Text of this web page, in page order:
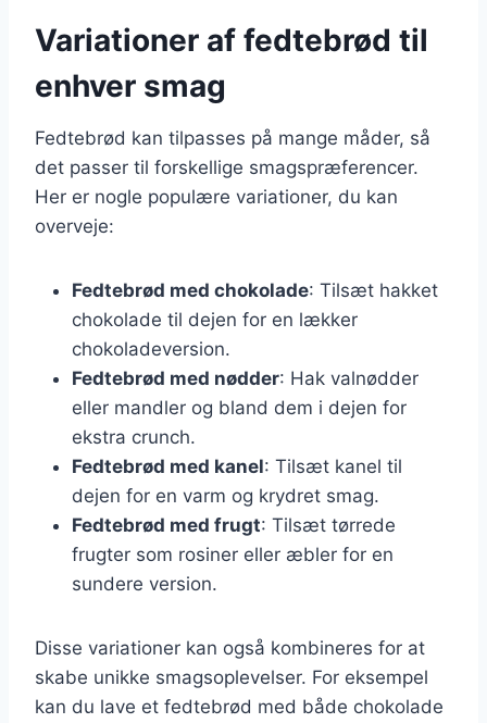
Variationer af fedtebrød til
enhver smag
Fedtebrød kan tilpasses på mange måder, så
det passer til forskellige smagspræferencer.
Her er nogle populære variationer, du kan
overveje:
Fedtebrød med chokolade: Tilsæt hakket
chokolade til dejen for en lækker
chokoladeversion.
Fedtebrød med nødder: Hak valnødder
eller mandler og bland dem i dejen for
ekstra crunch.
Fedtebrød med kanel: Tilsæt kanel til
dejen for en varm og krydret smag.
Fedtebrød med frugt: Tilsæt tørrede
frugter som rosiner eller æbler for en
sundere version.
Disse variationer kan også kombineres for at
skabe unikke smagsoplevelser. For eksempel
kan du lave et fedtebrød med både chokolade